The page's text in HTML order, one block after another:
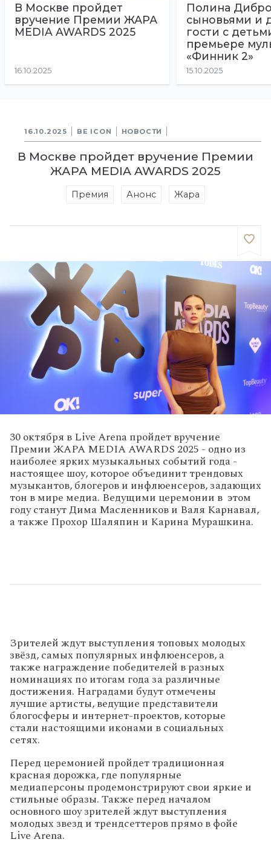
В Москве пройдет
вручение Премии ЖАРА
MEDIA AWARDS 2025
16.10.2025
Полина
сыновьями и
гости с
премьере
«Финник 2»
15.10.2025
16.10.2025 BE ICON НОВОСТИ
В Москве пройдет вручение Премии
ЖАРА MEDIA AWARDS 2025
Премия Анонс Жара
30 октября в Live Arena пройдет вручение
Премии ЖАРА MEDIA AWARDS 2025 - одно из
наиболее ярких музыкальных событий года -
настоящее шоу, которое объединит трендовых
музыкантов, блогеров и инфлюенсеров, задающих
тон в мире медиа. Ведущими церемонии в этом
году станут Дима Масленников и Валя Карнавал,
а также Прохор Шаляпин и Карина Мурашкина.
Зрителей ждут выступления топовых молодых
звёзд, самых популярных инфлюенсеров, а
также награждение победителей в разных
номинациях по итогам года за различные
достижения. Наградами будут отмечены
лучшие артисты, ведущие представители
блогосферы и интернет-проектов, которые
стали настоящими иконами в социальных
сетях.
Перед церемонией пройдет традиционная
красная дорожка, где популярные
медиаперсоны продемонстрируют свои яркие и
стильные образы. Также перед началом
основного шоу зрителей ждут выступления
молодых звезд и трендсеттеров прямо в фойе
Live Arena.